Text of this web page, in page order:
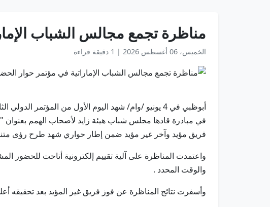
مناظرة تجمع مجالس الشباب
الخميس، 06 أغسطس 2026 | 1 دقيقة قراءة
في مبادرة قادها مجلس شباب هيئة زايد لأصحاب الهمم بعنوان "
فريق مؤيد وآخر غير مؤيد ضمن إطار حواري شهد طرح رؤى
واعتمدت المناظرة على آلية تقييم إلكترونية أتاحت للحضور
والوقت المحدد .
وأسفرت نتائج المناظرة عن فوز فريق غير المؤيد بعد تحقيقه